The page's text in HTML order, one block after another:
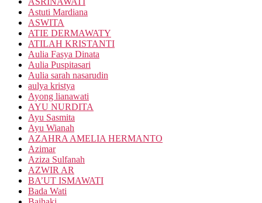
Astuti Mardiana
ASWITA
ATIE DERMAWATY
ATILAH KRISTANTI
Aulia Fasya Dinata
Aulia Puspitasari
Aulia sarah nasarudin
aulya kristya
Ayong lianawati
AYU NURDITA
Ayu Sasmita
Ayu Wianah
AZAHRA AMELIA HERMANTO
Azimar
Aziza Sulfanah
AZWIR AR
BA’UT ISMAWATI
Bada Wati